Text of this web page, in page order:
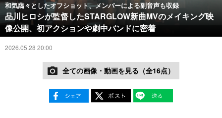
和気藹々としたオフショット、メンバーによる副音声も収録
品川ヒロシが監督したSTARGLOW新曲MVのメイキング映
像公開、初アクションや劇中バンドに密着
2026.05.28 20:00
全ての画像・動画を見る（全16点）